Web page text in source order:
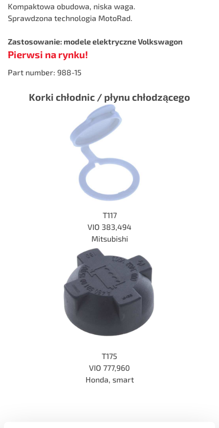
Kompaktowa obudowa, niska waga.
Sprawdzona technologia MotoRad.
Zastosowanie: modele elektryczne Volkswagon
Pierwsi na rynku!
Part number: 988-15
Korki chłodnic / płynu chłodzącego
T117
VIO 383,494
Mitsubishi
T175
VIO 777,960
Honda, smart